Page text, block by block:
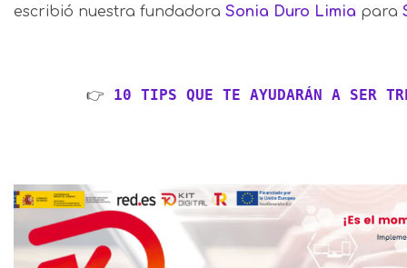
escribió nuestra fundadora Sonia Duro Limia para
👉 10 TIPS QUE TE AYUDARÁN A SER